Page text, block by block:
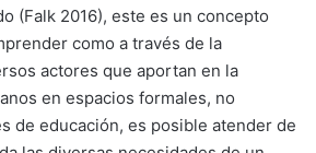
(Falk 2016), este es un concepto
como a través de la
actores que aportan en la
en espacios formales, no
de educación, es posible atender de